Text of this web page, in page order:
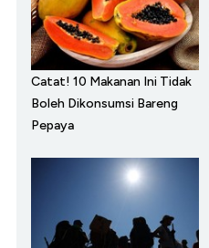
Catat! 10 Makanan Ini Tidak
Boleh Dikonsumsi Bareng
Pepaya